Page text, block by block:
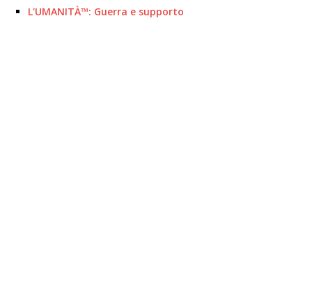
L'UMANITÀ™: Guerra e supporto